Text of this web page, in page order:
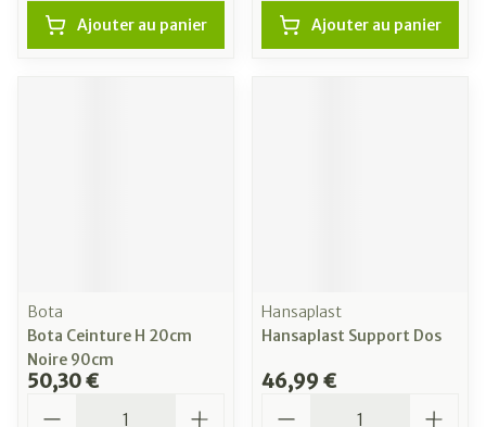
Ajouter au panier Ajouter au panier
Bota
Bota Ceinture H 20cm
Noire 90cm
50,30 €
Hansaplast
Hansaplast Support Dos
46,99 €